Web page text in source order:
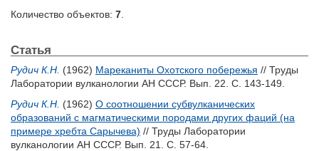
Количество объектов: 7
Статья
Рудич К.Н. (1962) Мареканиты Охотского побережья // Труды
Лаборатории вулканологии АН СССР. Вып. 22. С. 143-149.
Рудич К.Н. (1962) О соотношении субвулканических
образований с магматическими породами других фаций (на
примере хребта Сарычева) // Труды Лаборатории
вулканологии АН СССР. Вып. 21. С. 57-64.